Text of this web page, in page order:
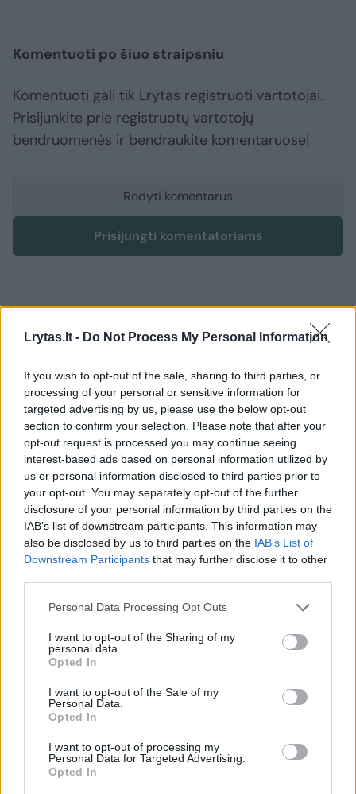
Lrytas.lt - Do Not Process My Personal Information
If you wish to opt-out of the sale, sharing to third parties, or
processing of your personal or sensitive information for
targeted advertising by us, please use the below opt-out
section to confirm your selection. Please note that after your
opt-out request is processed you may continue seeing
interest-based ads based on personal information utilized by
us or personal information disclosed to third parties prior to
your opt-out. You may separately opt-out of the further
disclosure of your personal information by third parties on the
IAB’s list of downstream participants. This information may
also be disclosed by us to third parties on the IAB’s List of
Downstream Participants that may further disclose it to other
Personal Data Processing Opt Outs
I want to opt-out of the Sharing of my
personal data.
Opted In
I want to opt-out of the Sale of my
Personal Data.
Opted In
I want to opt-out of processing my
Personal Data for Targeted Advertising.
Opted In
Komentuoti po šiuo straipsniu
Komentuoti gali tik Lrytas registruoti vartotojai.
Prisijunkite prie registruotų vartotojų
bendruomenės ir bendraukite komentaruose!
Rodyti komentarus
Prisijungti komentatoriams
Verslas Mano pinigai
Gyventojai netrukus gali susidurti
pirkinio taip lengvai nebeįsigysite
2026 m. rugpjūčio 7 d. 06:02
Lrytas.lt
Lrytas Premium nariams